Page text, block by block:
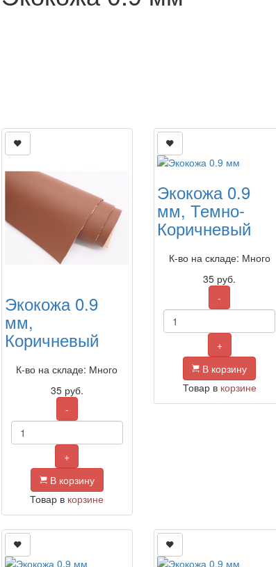
Экокожа 0.9
мм,
Коричневый
К-во на складе: Много
35 руб.
-
+
В корзину
Товар в корзине
Экокожа 0.9
мм, Темно-
Коричневый
К-во на складе: Много
35 руб.
-
+
В корзину
Товар вкорзине